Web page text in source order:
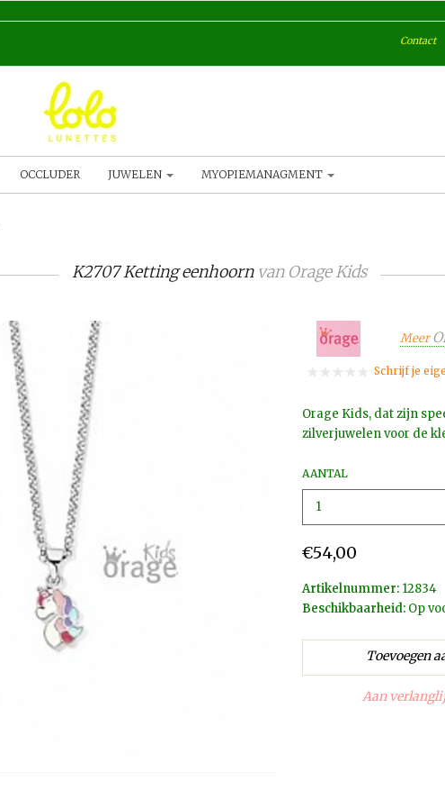
Contact
OCCLUDER JUWELEN MYOPIEMANAGMENT
K2707 Ketting eenhoorn van Orage Kids
Meer
Schrijf je
Orage Kids, dat zijn
zilverjuwelen voor de
AANTAL
€54,00
Artikelnummer: 12834
Beschikbaarheid: Op
Aan